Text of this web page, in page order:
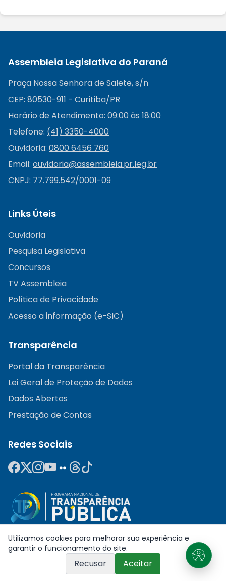
Assembleia Legislativa do Paraná
Praça Nossa Senhora de Salete, s/n
CEP: 80530-911 - Curitiba/PR
Horário de Atendimento: 09:00 às 18:00
Telefone: (41) 3350-4000
Ouvidoria: 0800 6456 760
Email: ouvidoria@assembleia.pr.leg.br
CNPJ: 77.799.542/0001-09
Links Úteis
Ouvidoria
Pesquisa Legislativa
Concursos
TV Assembleia
Política de Privacidade
Acesso a informação (e-SIC)
Transparência
Portal da Transparência
Lei Geral de Proteção de Dados
Dados Abertos
Prestação de Contas
Redes Sociais
Assembleia Legislativa do Paraná © 2026. Desenvolvido pela
Diretoria de Tecnologia da Informação
Utilizamos cookies para melhorar sua experiência e
garantir o funcionamento do site.
Recusar Aceitar